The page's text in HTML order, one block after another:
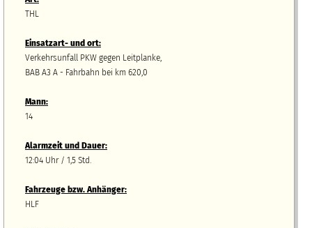
THL
Einsatzart- und ort:
Verkehrsunfall PKW gegen Leitplanke,
BAB A3 A - Fahrbahn bei km 620,0
Mann:
14
Alarmzeit und Dauer:
12:04 Uhr / 1,5 Std.
Fahrzeuge bzw.Anhänger:
HLF